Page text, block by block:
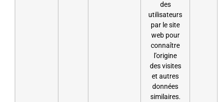
des
utilisateurs
par le site
web pour
connaître
l’origine
des visites
et autres
données
similaires.